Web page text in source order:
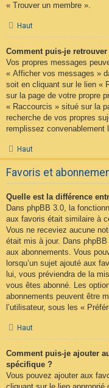
« Trouver un membre ».
Haut
Comment puis-je
Vos propres messages
« Afficher vos messages »
soit en cliquant sur le lien «
sur la page de votre propre
« Raccourcis » situé sur la
recherche de vos propres
remplissez convenablement
Haut
Favoris et
Quelle est la différence
Dans phpBB 3.0, la
aux favoris était similaire à
Vous ne receviez aucune
était mis à jour. Dans
aux abonnements. Vous
lorsqu’un sujet ajouté aux
lui, vous préviendra de la
vous êtes abonné. Les
abonnements peuvent être
l’utilisateur, sous les «
Haut
Comment puis-je ajouter
spécifique ?
Vous pouvez ajouter aux